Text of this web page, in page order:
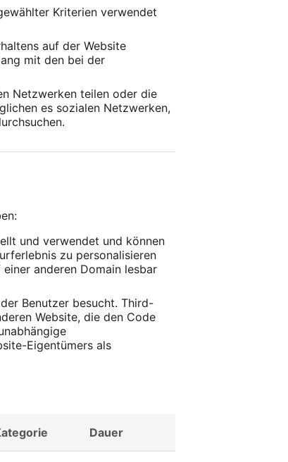
Kriterien verwendet
auf der Website
mit den bei der
Netzwerken teilen oder die
es sozialen Netzwerken,
und verwendet und können
zu personalisieren
anderen Domain lesbar
Benutzer besucht. Third-
Website, die den Code
Eigentümers als
Dauer